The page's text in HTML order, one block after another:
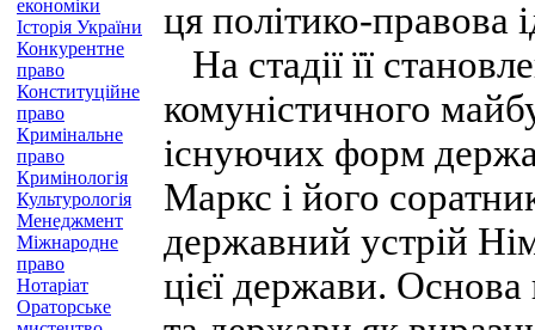
економіки
Історія України
Конкурентне
право
Конституційне
право
Кримінальне
право
Кримінологія
Культурологія
Менеджмент
Міжнародне
право
Нотаріат
Ораторське
ця політико-правова
На стадії її
комуністичного
існуючих форм
Маркс і його
державний устрій
цієї держави. Основа